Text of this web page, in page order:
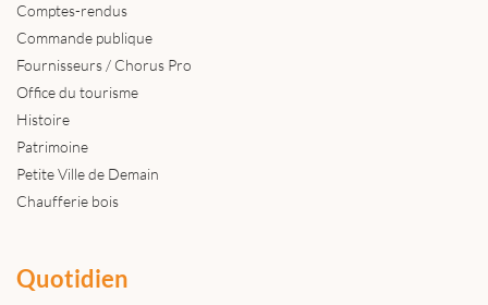
Comptes-rendus
Commande publique
Fournisseurs / Chorus Pro
Office du tourisme
Histoire
Patrimoine
Petite Ville de Demain
Chaufferie bois
Quotidien